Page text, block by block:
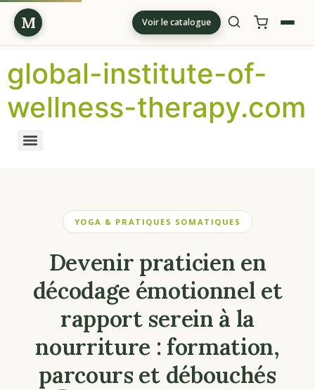
M Voir le catalogue
global-institute-of-
wellness-therapy.com
YOGA & PRATIQUES SOMATIQUES
Devenir praticien en
décodage émotionnel et
rapport serein à la
nourriture : formation,
parcours et débouchés